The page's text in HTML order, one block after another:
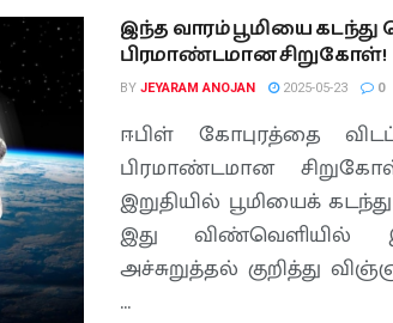
இந்த வாரம் பூமியை
பிரமாண்டமான சிறுகோள்!
BY JEYARAM ANOJAN 2025-05-23 0
ஈபிள் கோபுரத்தை
பிரமாண்டமான
இறுதியில் பூமியைக்
இது விண்வெளியில்
அச்சுறுத்தல் குறித்து
...